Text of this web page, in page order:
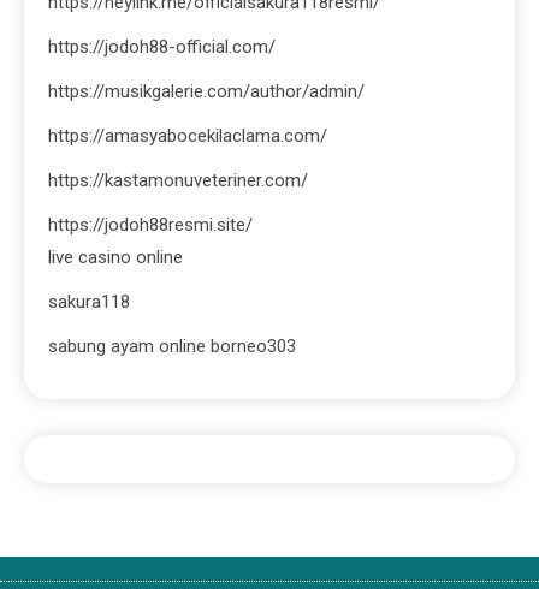
https://jodoh88-official.com/
https://musikgalerie.com/author/admin/
https://amasyabocekilaclama.com/
https://kastamonuveteriner.com/
https://jodoh88resmi.site/
live casino online
sakura118
sabung ayam online borneo303